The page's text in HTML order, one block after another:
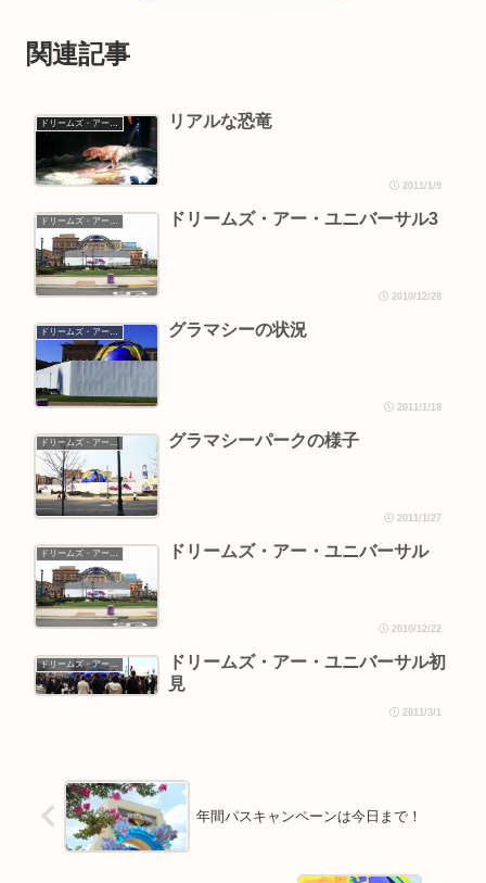
関連記事
ドリームズ・アー・ユニバーサル リアルな恐竜
2011/1/9
ドリームズ・アー・ユニバーサル ドリームズ・アー・ユニバーサル3
2010/12/28
ドリームズ・アー・ユニバーサル グラマシーの状況
2011/1/18
ドリームズ・アー・ユニバーサル グラマシーパークの様子
2011/1/27
ドリームズ・アー・ユニバーサル
2010/12/22
ドリームズ・アー・ユニバーサル初
見
2011/3/1
年間パスキャンペーンは今日まで！